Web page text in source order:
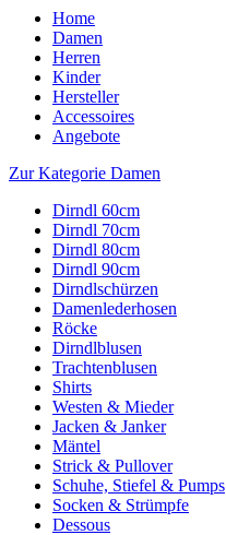
Home
Damen
Herren
Kinder
Hersteller
Accessoires
Angebote
Zur Kategorie Damen
Dirndl 60cm
Dirndl 70cm
Dirndl 80cm
Dirndl 90cm
Dirndlschürzen
Damenlederhosen
Röcke
Dirndlblusen
Trachtenblusen
Shirts
Westen & Mieder
Jacken & Janker
Mäntel
Strick & Pullover
Schuhe, Stiefel & Pumps
Socken & Strümpfe
Dessous